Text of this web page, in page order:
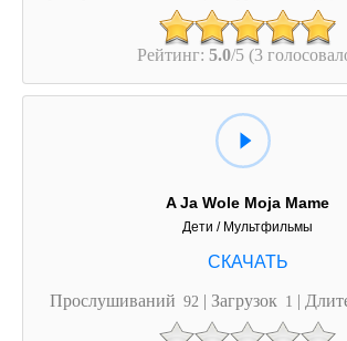
Рейтинг: 5.0/5 (3
A Ja Wole Moja Mame
Дети / Мультфильмы
Прослушиваний 92 | Загрузок 1 |